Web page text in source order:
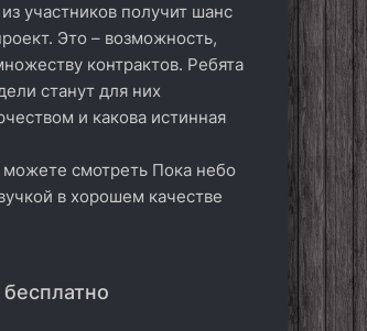
участников получит шанс
Это – возможность,
контрактов. Ребята
станут для них
и какова истинная
можете смотреть Пока небо
в хорошем качестве